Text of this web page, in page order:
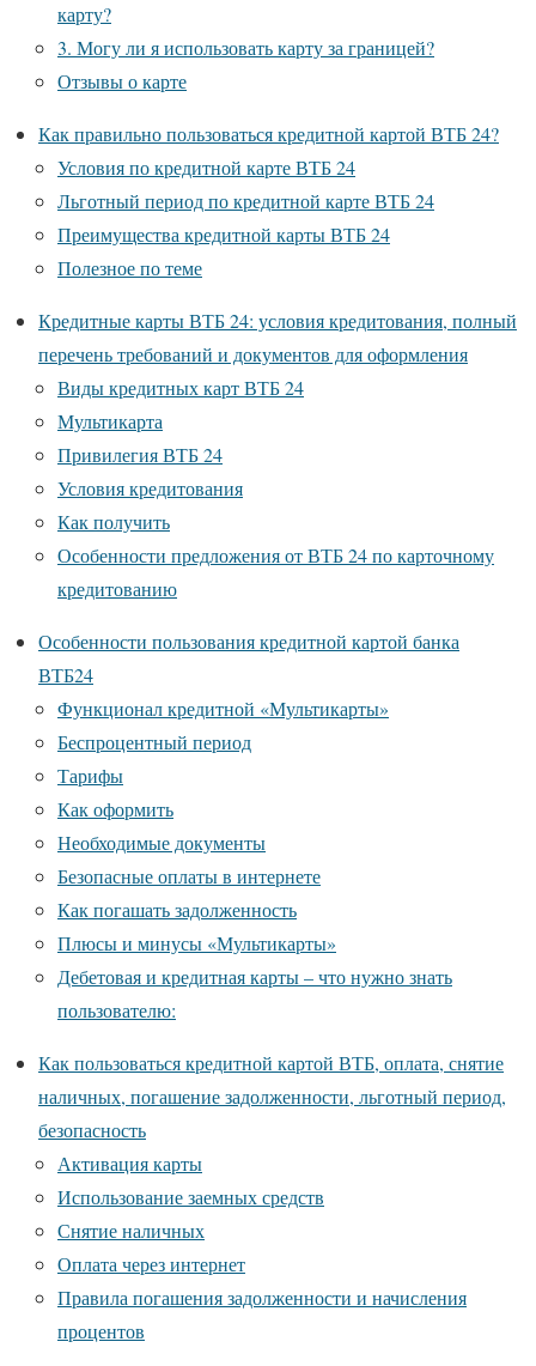
карту?
3. Могу ли я использовать карту за границей?
Отзывы о карте
Как правильно пользоваться кредитной картой ВТБ 24?
Условия по кредитной карте ВТБ 24
Льготный период по кредитной карте ВТБ 24
Преимущества кредитной карты ВТБ 24
Полезное по теме
Кредитные карты ВТБ 24: условия кредитования, полный
перечень требований и документов для оформления
Виды кредитных карт ВТБ 24
Мультикарта
Привилегия ВТБ 24
Условия кредитования
Как получить
Особенности предложения от ВТБ 24 по карточному
кредитованию
Особенности пользования кредитной картой банка
ВТБ24
Функционал кредитной «Мультикарты»
Беспроцентный период
Тарифы
Как оформить
Необходимые документы
Безопасные оплаты в интернете
Как погашать задолженность
Плюсы и минусы «Мультикарты»
Дебетовая и кредитная карты – что нужно знать
пользователю:
Как пользоваться кредитной картой ВТБ, оплата, снятие
наличных, погашение задолженности, льготный период,
безопасность
Активация карты
Использование заемных средств
Снятие наличных
Оплата через интернет
Правила погашения задолженности и начисления
процентов